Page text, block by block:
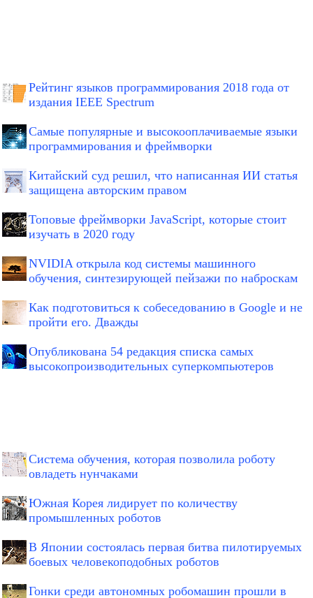
Рейтинг языков программирования 2018 года от
издания IEEE Spectrum
Самые популярные и высокооплачиваемые языки
программирования и фреймворки
Китайский суд решил, что написанная ИИ статья
защищена авторским правом
Топовые фреймворки JavaScript, которые стоит
изучать в 2020 году
NVIDIA открыла код системы машинного
обучения, синтезирующей пейзажи по наброскам
Как подготовиться к собеседованию в Google и не
пройти его. Дважды
Опубликована 54 редакция списка самых
высокопроизводительных суперкомпьютеров
Система обучения, которая позволила роботу
овладеть нунчаками
Южная Корея лидирует по количеству
промышленных роботов
В Японии состоялась первая битва пилотируемых
боевых человекоподобных роботов
Гонки среди автономных робомашин прошли в